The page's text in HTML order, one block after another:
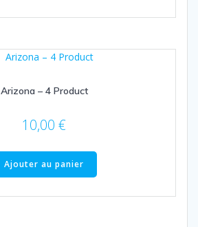
Arizona – 4 Product
10,00 €
Ajouter au panier